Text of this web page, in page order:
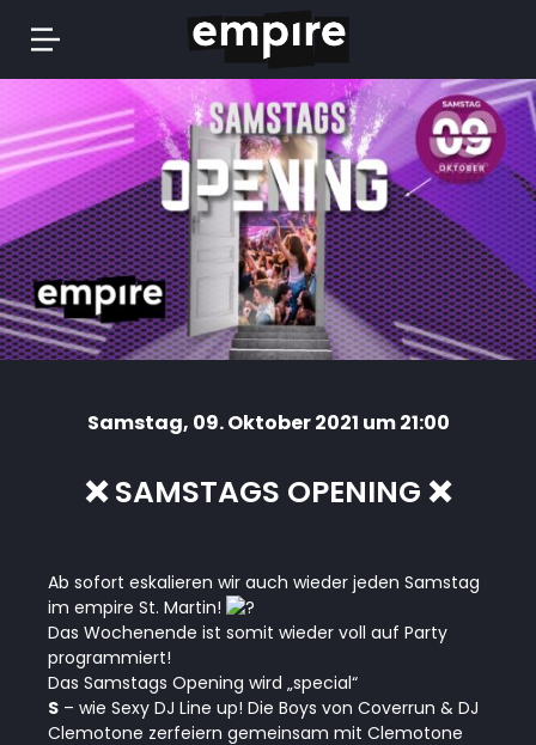
Inhalt
Samstag, 09. Oktober 2021 um 21:00
❌ SAMSTAGS OPENING ❌
Ab sofort eskalieren wir auch wieder jeden Samstag
im empire St. Martin!
Das Wochenende ist somit wieder voll auf Party
programmiert!
Das Samstags Opening wird „special“
S – wie Sexy DJ Line up! Die Boys von Coverrun & DJ
Clemotone zerfeiern gemeinsam mit Clemotone